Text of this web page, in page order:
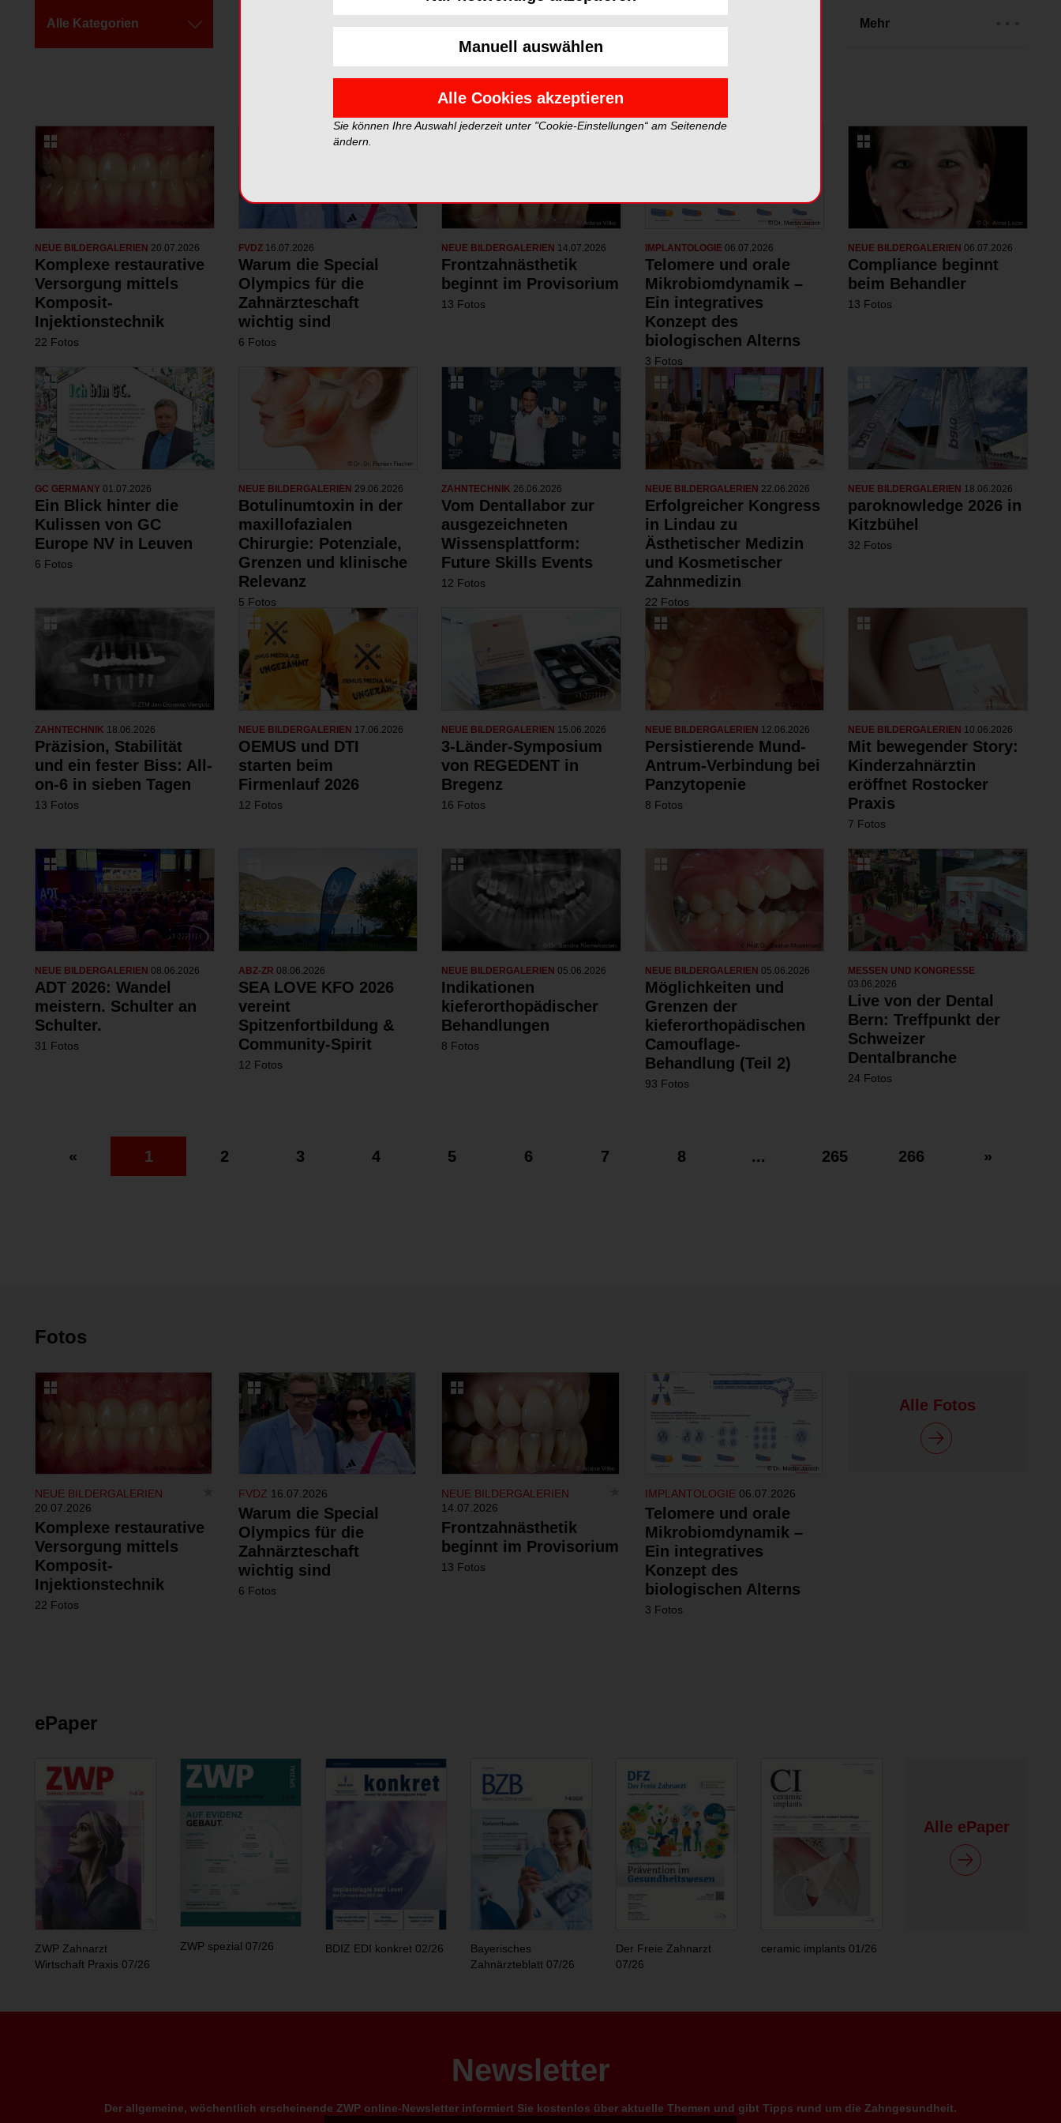
Alle Kategorien Mehr
NEUE BILDERGALERIEN 20.07.2026
Komplexe restaurative
Versorgung mittels
Komposit-
Injektionstechnik
22 Fotos
FVDZ 16.07.2026
Warum die Special
Olympics für die
Zahnärzteschaft
wichtig sind
6 Fotos
NEUE BILDERGALERIEN 14.07.2026
Frontzahnästhetik
beginnt im Provisorium
13 Fotos
IMPLANTOLOGIE 06.07.2026
Telomere und orale
Mikrobiomdynamik –
Ein integratives
Konzept des
biologischen Alterns
3 Fotos
NEUE BILDERGALERIEN06.07.2026
Compliance beginnt
beim Behandler
13 Fotos
GC GERMANY 01.07.2026
Ein Blick hinter die
Kulissen von GC
Europe NV in Leuven
6 Fotos
NEUE BILDERGALERIEN 29.06.2026
Botulinumtoxin in der
maxillofazialen
Chirurgie: Potenziale,
Grenzen und klinische
Relevanz
5 Fotos
ZAHNTECHNIK 26.06.2026
Vom Dentallabor zur
ausgezeichneten
Wissensplattform:
Future Skills Events
12 Fotos
NEUE BILDERGALERIEN 22.06.2026
Erfolgreicher Kongress
in Lindau zu
Ästhetischer Medizin
und Kosmetischer
Zahnmedizin
22 Fotos
NEUE BILDERGALERIEN 18.06.2026
paroknowledge 2026 in
Kitzbühel
32 Fotos
ZAHNTECHNIK 18.06.2026
Präzision, Stabilität
und ein fester Biss: All-
on-6 in sieben Tagen
13 Fotos
NEUE BILDERGALERIEN 17.06.2026
OEMUS und DTI
starten beim
Firmenlauf 2026
12 Fotos
NEUE BILDERGALERIEN 15.06.2026
3-Länder-Symposium
von REGEDENT in
Bregenz
16 Fotos
NEUE BILDERGALERIEN 12.06.2026
Persistierende Mund-
Antrum-Verbindung bei
Panzytopenie
8 Fotos
NEUE BILDERGALERIEN 10.06.2026
Mit bewegender Story:
Kinderzahnärztin
eröffnet Rostocker
Praxis
7 Fotos
NEUE BILDERGALERIEN 08.06.2026
ADT 2026: Wandel
meistern. Schulter an
Schulter.
31 Fotos
ABZ-ZR 08.06.2026
SEA LOVE KFO 2026
vereint
Spitzenfortbildung &
Community-Spirit
12 Fotos
NEUE BILDERGALERIEN05.06.2026
Indikationen
kieferorthopädischer
Behandlungen
8 Fotos
NEUE BILDERGALERIEN 05.06.2026
Möglichkeiten und
Grenzen der
kieferorthopädischen
Camouflage-
Behandlung (Teil 2)
93 Fotos
MESSEN UND KONGRESSE
03.06.2026
Live von der Dental
Bern: Treffpunkt der
Schweizer
Dentalbranche
24 Fotos
« 1 2 3 4 5 6 7 8 ... 265 266 »
Fotos
NEUE BILDERGALERIEN
20.07.2026
Komplexe restaurative
Versorgung mittels
Komposit-
Injektionstechnik
22 Fotos
FVDZ 16.07.2026
Warum die Special
Olympics für die
Zahnärzteschaft
wichtig sind
6 Fotos
NEUE BILDERGALERIEN
14.07.2026
Frontzahnästhetik
beginnt im Provisorium
13 Fotos
IMPLANTOLOGIE 06.07.2026
Telomere und orale
Mikrobiomdynamik –
Ein integratives
Konzept des
biologischen Alterns
3 Fotos
Alle Fotos
ePaper
ZWP Zahnarzt
Wirtschaft Praxis 07/26
ZWP spezial 07/26 BDIZ EDI konkret 02/26
Bayerisches
Zahnärzteblatt 07/26
Der Freie Zahnarzt
07/26
ceramic implants 01/26
Alle ePaper
Newsletter
Der allgemeine, wöchentlich erscheinende ZWP online-Newsletter informiert Sie kostenlos über aktuelle Themen und gibt Tipps rund um die Zahngesundheit.
Manuell auswählen
Alle Cookies akzeptieren
Sie können Ihre Auswahl jederzeit unter "Cookie-Einstellungen“ am Seitenende
ändern.